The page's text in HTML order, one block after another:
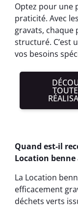
Optez pour une
praticité. Avec
gravats,
structuré. C’est
vos besoins
Quand est-il
Location benne
La Location
efficacement
déchets verts